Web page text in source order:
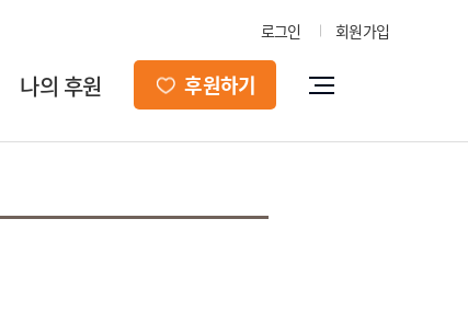
로그인 회원가입
나의 후원 후원하기